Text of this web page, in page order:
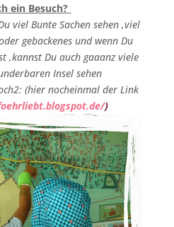
ein Besuch?
viel Bunte Sachen sehen ,viel
gebackenes und wenn Du
,kannst Du auch gaaanz viele
Insel sehen
(hier nocheinmal der Link
)